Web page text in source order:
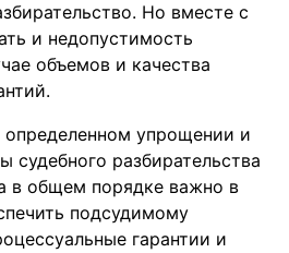
Но вместе с
и недопустимость
объемов и качества
упрощении и
судебного разбирательства
в общем порядке важно в
подсудимому
гарантии и